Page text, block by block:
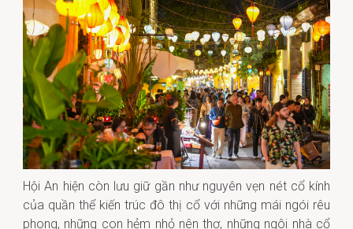
Hội An hiện còn lưu giữ gần như nguyên vẹn nét cổ kính
của quần thể kiến trúc đô thị cổ với những mái ngói rêu
phong, những con hẻm nhỏ nên thơ, những ngôi nhà cổ